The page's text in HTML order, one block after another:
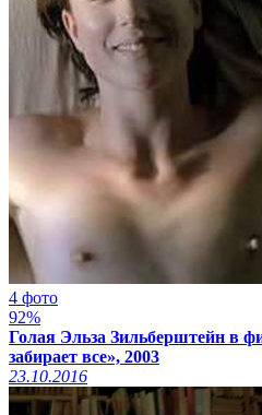
4 фото
92%
Голая Эльза Зильберштейн в
забирает все», 2003
23.10.2016